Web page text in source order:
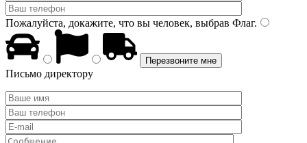
Пожалуйста, докажите, что вы человек, выбрав Флаг.
Письмо директору